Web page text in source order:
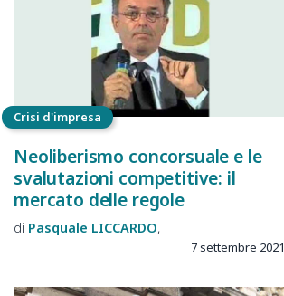
Crisi d'impresa
Neoliberismo concorsuale e le
svalutazioni competitive: il
mercato delle regole
Pasquale LICCARDO
7 settembre 2021